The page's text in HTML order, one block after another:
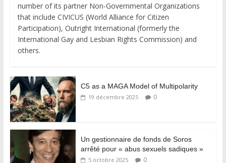
number of its partner Non-Governmental Organizations
that include CIVICUS (World Alliance for Citizen
Participation), Outright International (formerly the
International Gay and Lesbian Rights Commission) and
others.
C5 as a MAGA Model of Multipolarity
19 décembre 2025 0
Un gestionnaire de fonds de Soros
arrêté pour « abus sexuels sadiques »
5 octobre 2025 0